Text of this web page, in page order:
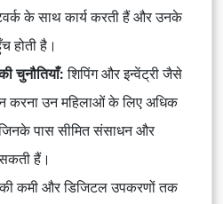
के साथ कार्य करती हैं और उनके
होती है।
चुनौतियाँ: शिपिंग और इन्वेंट्री जैसे
करना उन महिलाओं के लिए अधिक
जिनके पास सीमित संसाधन और
हैं।
कमी और डिजिटल उपकरणों तक